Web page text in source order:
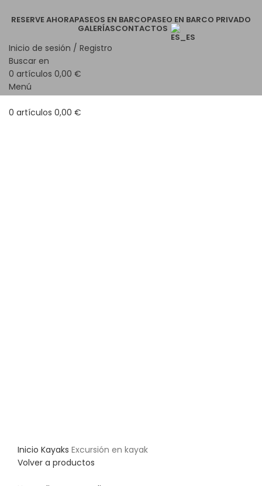
RESERVE AHORAPASEOS EN BARCOPASEO EN BARCO PRIVADO
GALERÍASCONTACTOS
Inicio de sesión / Registro
Buscar en
0 artículos 0,00 €
Menú
0 artículos 0,00 €
Inicio Kayaks Excursión en kayak
Volver a productos